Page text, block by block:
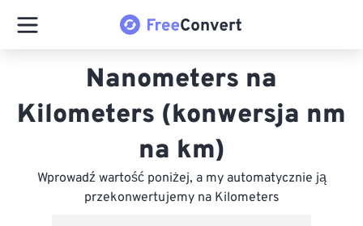
Nanometers na
Kilometers (konwersja nm
na km)
Wprowadź wartość poniżej, a my automatycznie ją
przekonwertujemy na Kilometers